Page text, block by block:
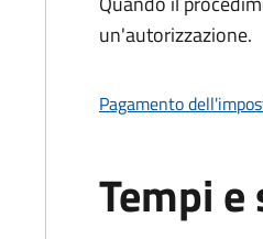
un'autorizzazione.
Pagamento
Tempi e